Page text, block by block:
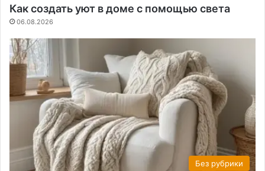
Как создать уют в доме с помощью света
06.08.2026
Без рубрики